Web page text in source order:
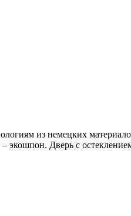
из немецких
Дверь с